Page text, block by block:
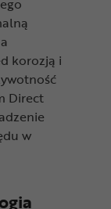
korozją i
Direct
w